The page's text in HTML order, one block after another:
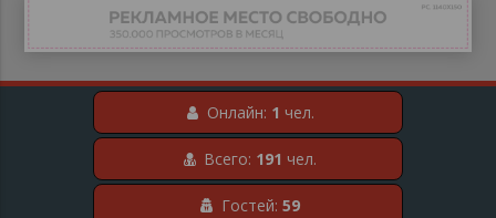
Онлайн: 1 чел.
Всего: 191 чел.
Гостей: 59